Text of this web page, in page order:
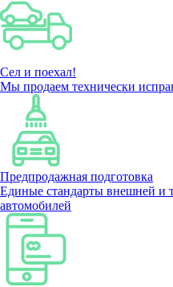
Сел и поехал!
Мы продаем технически
Предпродажная подготовка
Единые стандарты внешней и
автомобилей